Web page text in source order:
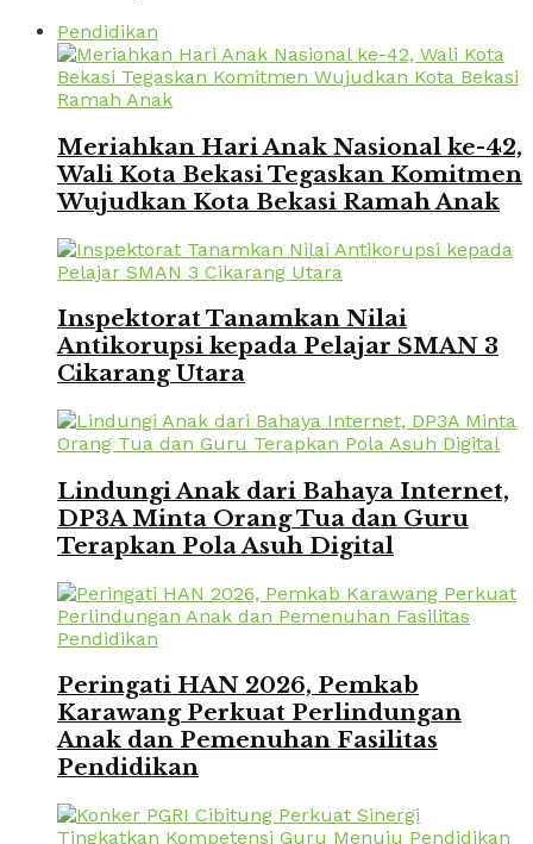
Pendidikan
Meriahkan Hari Anak Nasional ke-42,
Wali Kota Bekasi Tegaskan Komitmen
Wujudkan Kota Bekasi Ramah Anak
Inspektorat Tanamkan Nilai
Antikorupsi kepada Pelajar SMAN 3
Cikarang Utara
Lindungi Anak dari Bahaya Internet,
DP3A Minta Orang Tua dan Guru
Terapkan Pola Asuh Digital
Peringati HAN 2026, Pemkab
Karawang Perkuat Perlindungan
Anak dan Pemenuhan Fasilitas
Pendidikan